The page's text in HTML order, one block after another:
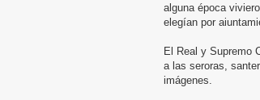
alguna época
elegían por
El Real y Supremo
a las seroras,
imágenes.